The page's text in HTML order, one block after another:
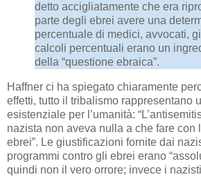
detto accigliatamente che era
parte degli ebrei avere una
percentuale di medici, avvocati,
calcoli percentuali erano un
della “questione ebraica”.
Haffner ci ha spiegato chiaramente
effetti, tutto il tribalismo rappresentano
esistenziale per l’umanità:
nazista non aveva nulla a che fare con
ebrei”. Le giustificazioni fornite dai
programmi contro gli ebrei erano
quindi non il vero orrore; invece i